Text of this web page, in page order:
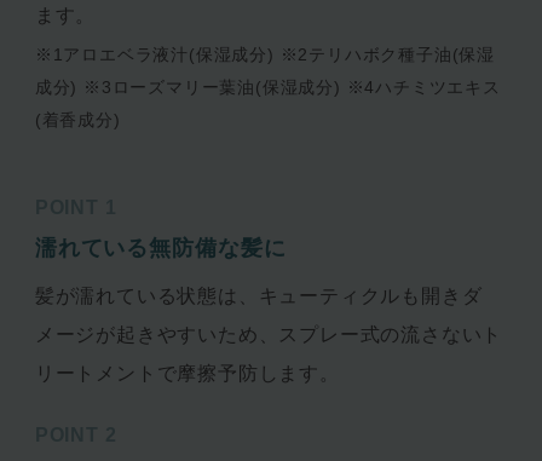
ます。
※1アロエベラ液汁(保湿成分) ※2テリハボク種子油(保湿
成分) ※3ローズマリー葉油(保湿成分) ※4ハチミツエキス
(着香成分)
濡れている無防備な髪に
髪が濡れている状態は、キューティクルも開きダ
メージが起きやすいため、スプレー式の流さないト
リートメントで摩擦予防します。